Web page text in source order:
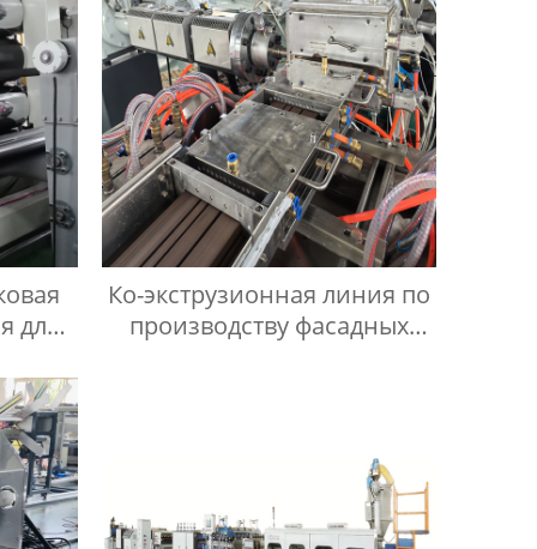
для
Ко-экструзионная линия по
производству фасадных